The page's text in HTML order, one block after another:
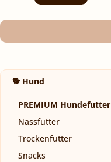
🐕 Hund
PREMIUM Hundefutter
Nassfutter
Trockenfutter
Snacks